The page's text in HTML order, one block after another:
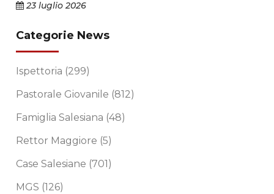
23 luglio 2026
Categorie News
Ispettoria (299)
Pastorale Giovanile (812)
Famiglia Salesiana (48)
Rettor Maggiore (5)
Case Salesiane (701)
MGS (126)